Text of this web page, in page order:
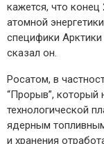
кажется, что
атомной
специфики Арктики
сказал он.
Росатом, в
“Прорыв”, который
технологической
ядерным
и хранения